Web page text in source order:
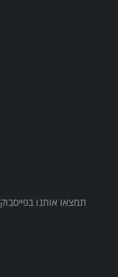
תמצאו אותנו בפייסבוק